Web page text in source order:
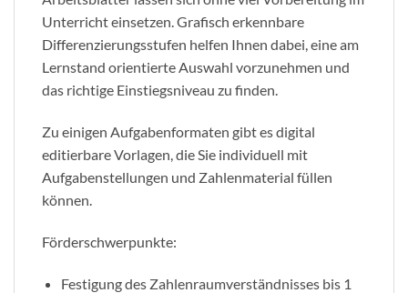
Unterricht einsetzen. Grafisch erkennbare
Differenzierungsstufen helfen Ihnen dabei, eine am
Lernstand orientierte Auswahl vorzunehmen und
das richtige Einstiegsniveau zu finden.
Zu einigen Aufgabenformaten gibt es digital
editierbare Vorlagen, die Sie individuell mit
Aufgabenstellungen und Zahlenmaterial füllen
können.
Förderschwerpunkte:
Festigung des Zahlenraumverständnisses bis 1